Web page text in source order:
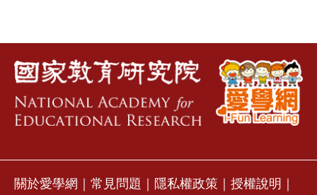
關於愛學網 常見問題 隱私權政策 授權說明